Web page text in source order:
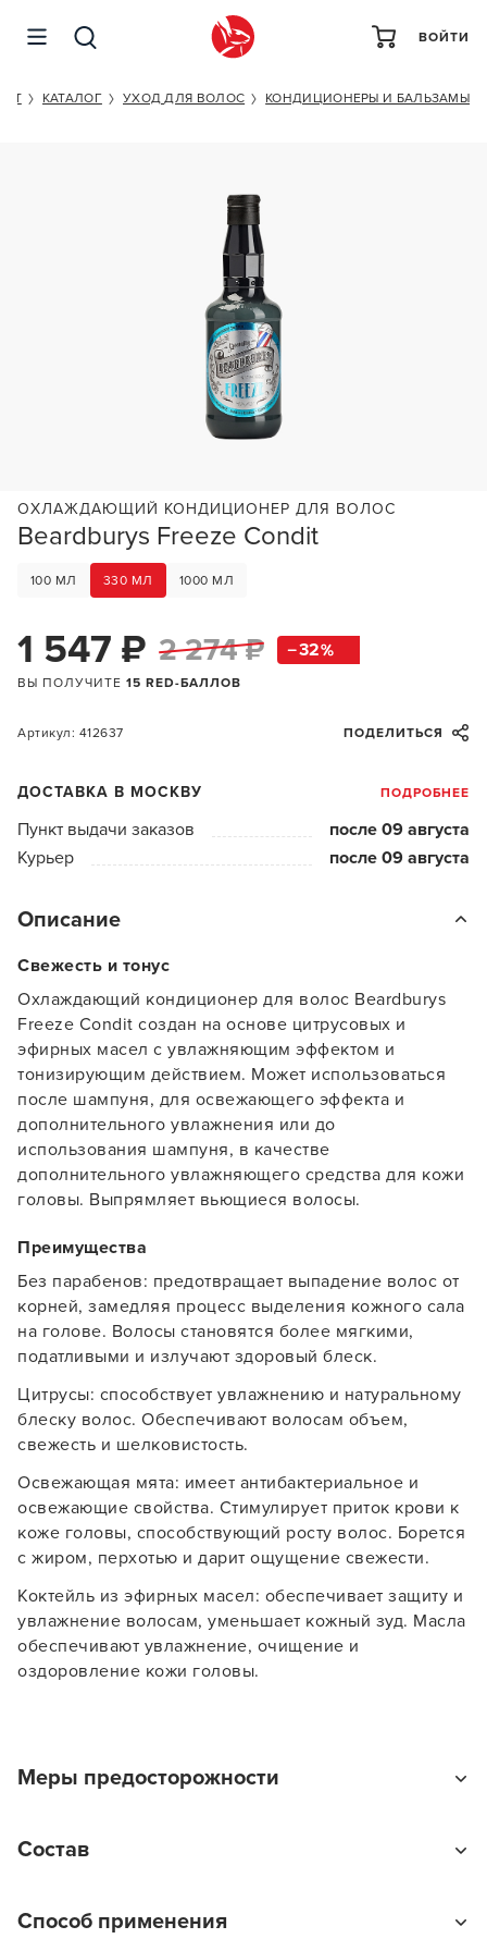
ВОЙТИ
КАТАЛОГ УХОД ДЛЯ ВОЛОС КОНДИЦИОНЕРЫ И БАЛЬЗАМЫ
Beardburys Freeze Condit
ОХЛАЖДАЮЩИЙ КОНДИЦИОНЕР ДЛЯ ВОЛОС
100 МЛ 330 МЛ 1000 МЛ
1 547 ₽ 2 274 ₽ 32
ВЫ ПОЛУЧИТЕ 15 RED-БАЛЛОВ
Артикул: 412637 ПОДЕЛИТЬСЯ
ДОСТАВКА В МОСКВУ ПОДРОБНЕЕ
Пункт выдачи заказов
после 09 августа
Курьер
после 09 августа
Описание
Свежесть и тонус
Охлаждающий кондиционер для волос Beardburys
Freeze Condit создан на основе цитрусовых и
эфирных масел с увлажняющим эффектом и
тонизирующим действием. Может использоваться
после шампуня, для освежающего эффекта и
дополнительного увлажнения или до
использования шампуня, в качестве
дополнительного увлажняющего средства для кожи
головы. Выпрямляет вьющиеся волосы.
Преимущества
Без парабенов: предотвращает выпадение волос от
корней, замедляя процесс выделения кожного сала
на голове. Волосы становятся более мягкими,
податливыми и излучают здоровый блеск.
Цитрусы: способствует увлажнению и натуральному
блеску волос. Обеспечивают волосам объем,
свежесть и шелковистость.
Освежающая мята: имеет антибактериальное и
освежающие свойства. Стимулирует приток крови к
коже головы, способствующий росту волос. Борется
с жиром, перхотью и дарит ощущение свежести.
Коктейль из эфирных масел: обеспечивает защиту и
увлажнение волосам, уменьшает кожный зуд. Масла
обеспечивают увлажнение, очищение и
оздоровление кожи головы.
Меры предосторожности
Не допускать попадания в глаза. При попадании в
Состав
Цетеариловый спирт, Цетримония хлорид,
Способ применения
В новом приложении RedHare Market для Android
смотреть товары и оформлять заказы — удобнее и
BEARDBURYS FREEZE CONDIT